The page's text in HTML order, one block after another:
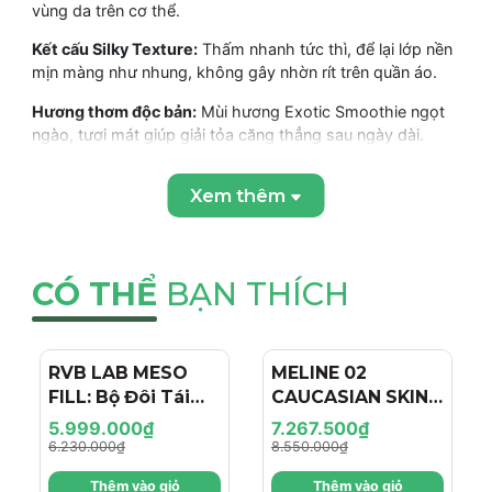
vùng da trên cơ thể.
Kết cấu Silky Texture: Thấm nhanh tức thì, để lại lớp nền
mịn màng như nhung, không gây nhờn rít trên quần áo.
Hương thơm độc bản: Mùi hương Exotic Smoothie ngọt
ngào, tươi mát giúp giải tỏa căng thẳng sau ngày dài.
Chống oxy hóa mạnh mẽ:Bảo vệ da khỏi các gốc tự do,
ngăn ngừa các dấu hiệu lão hóa sớm trên cơ thể.
THÀNH PHẦN VÀ CÔNG DỤNG CỦA Purlés Exotic
Smoothie
Nước ép Kiwi (Kiwi Fruit Water):Cung cấp độ ẩm dồi
dào và bảo vệ da khỏi các gốc tự do.
Chiết xuất Xoài (Mango Extract):Giàu vitamin giúp tái
tạo tế bào, làm sáng da và bảo vệ các mạch máu dưới
da.
Xem thêm
CÓ THỂ BẠN THÍCH
- 4%
RVB LAB MESO
FILL: Bộ Đôi Tái
Tạo & Nâng Cơ
Chuyên Sâu - Hiệu
Ứng "Filler + Botox
5.999.000₫
6.230.000₫
Thêm vào giỏ
MELINE 02
CAUCASIAN SKIN
DAY/NIGHT / BỘ
ĐÔI TRỊ NÁM
NGÀY/ĐÊM, SÁNG
7.267.500₫
8.550.000₫
Thêm vào giỏ